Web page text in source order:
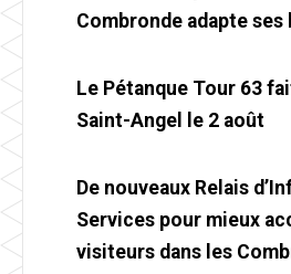
Combronde adapte ses
Le Pétanque Tour 63
Saint-Angel le 2 août
De nouveaux Relais
Services pour mieux
visiteurs dans les